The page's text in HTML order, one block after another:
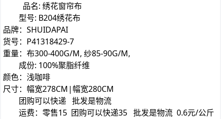
品名: 绣花窗帘布
型号: B204绣花布
品牌：SHUIDAPAI
货号：P41318429-7
重量：布300-400G/M, 纱85-90G/M,
成份: 100%聚脂纤维
颜色：浅咖啡
尺寸：幅宽278CM|幅宽280CM
团购可以快递 批发是物流
运费：零售15 团购可以快递35 批发是物流 0.6元/公斤